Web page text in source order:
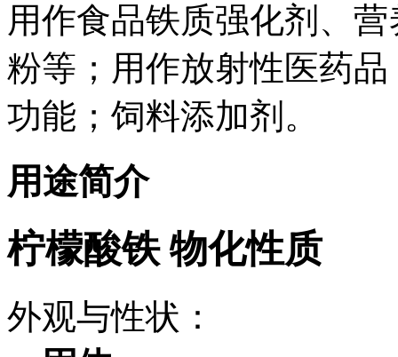
用作食品铁质强化剂、
粉等；用作放射性医药
功能；饲料添加剂。
用途简介
柠檬酸铁 物化性质
外观与性状：